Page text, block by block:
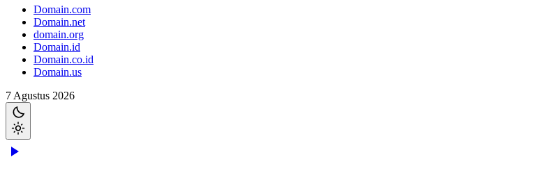
Domain.com
Domain.net
domain.org
Domain.id
Domain.co.id
Domain.us
7 Agustus 2026